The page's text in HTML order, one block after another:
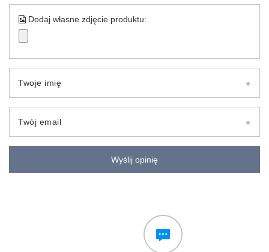
Dodaj własne zdjęcie produktu:
Twoje imię
Twój email
Wyślij opinię